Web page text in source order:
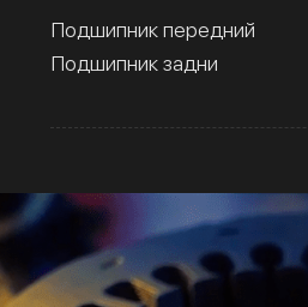
Подшипник передний
Подшипник задни